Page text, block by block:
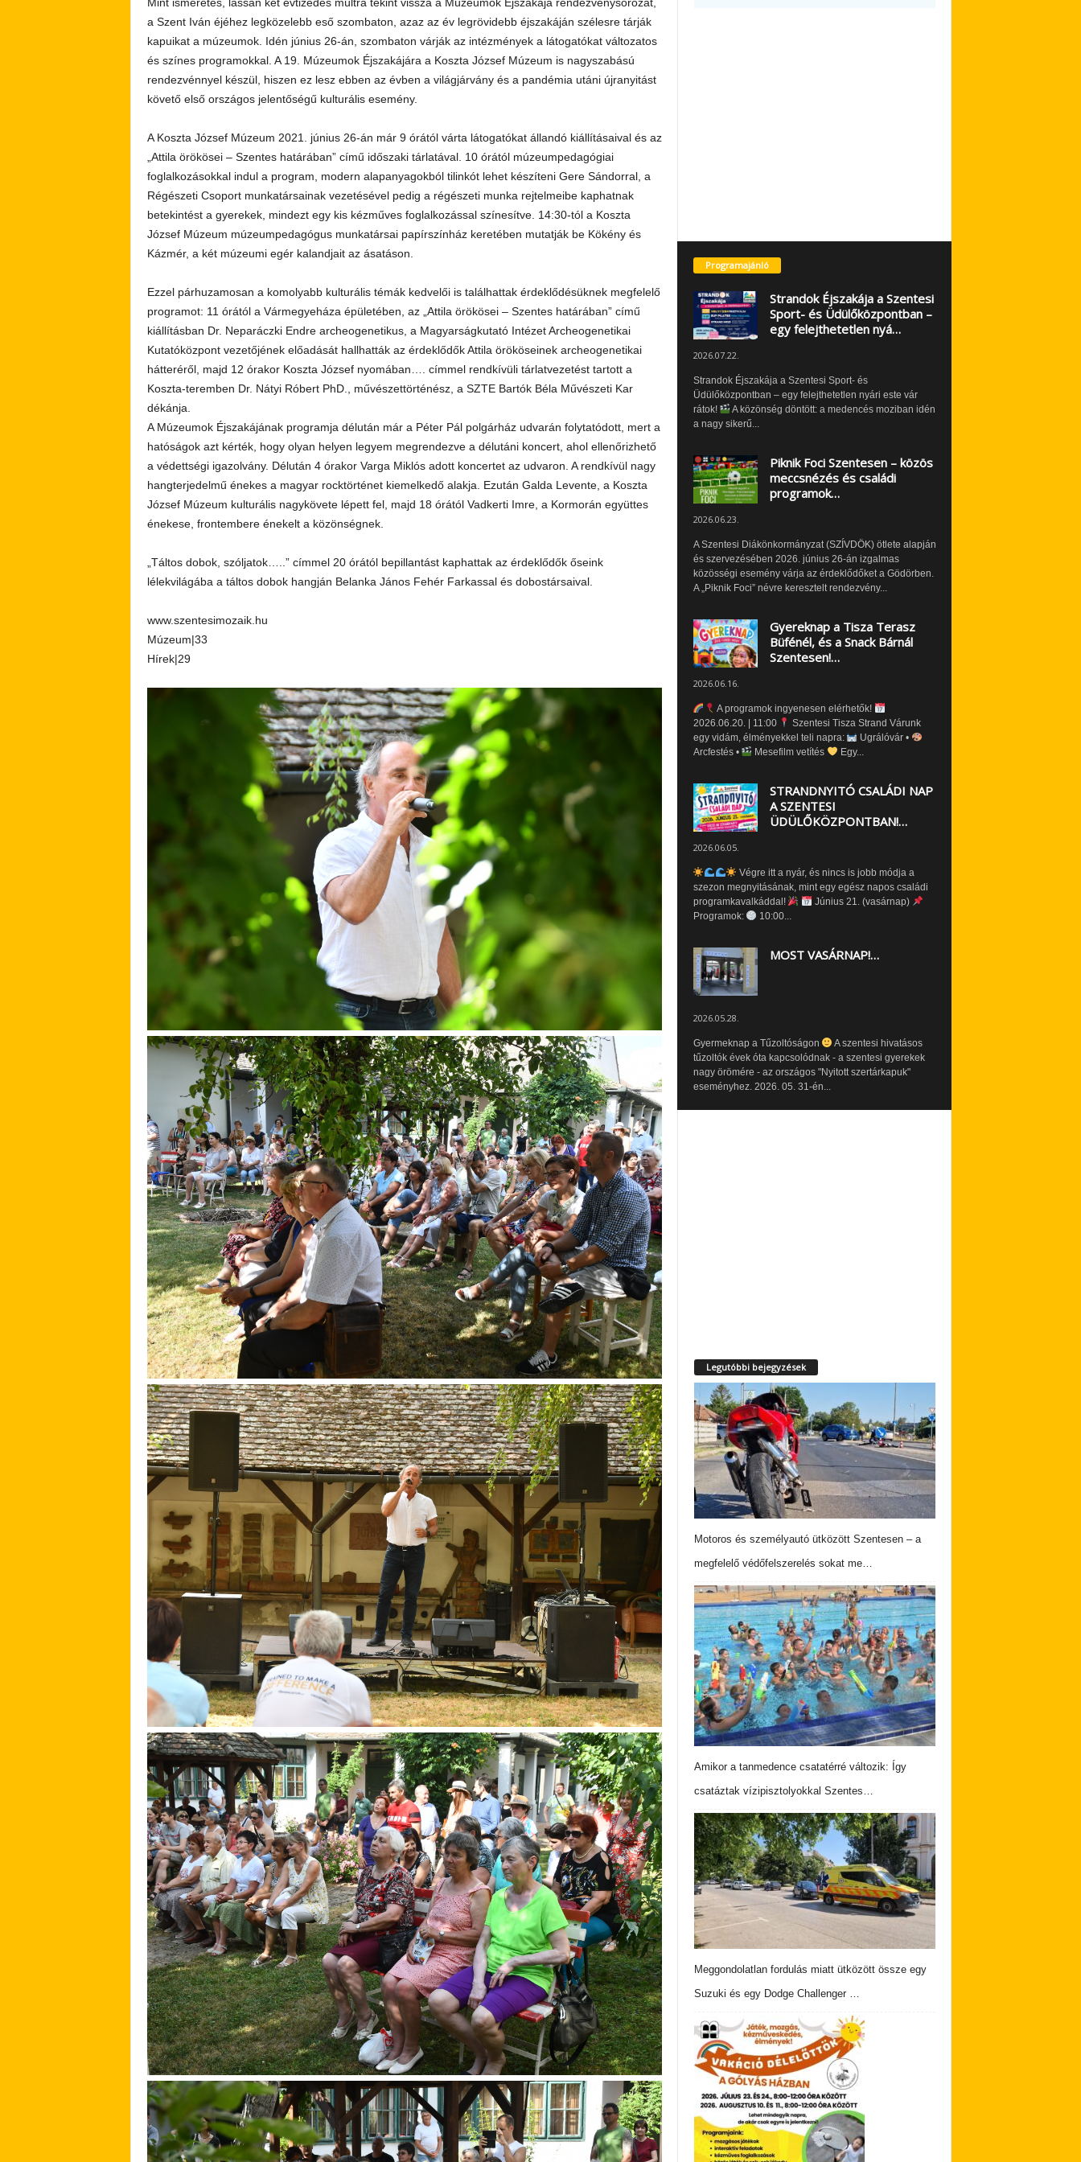
a Szent Iván éjéhez legközelebb eső szombaton, azaz az év legrövidebb éjszakáján szélesre tárják
kapuikat a múzeumok. Idén június 26-án, szombaton várják az intézmények a látogatókat változatos
és színes programokkal. A 19. Múzeumok Éjszakájára a Koszta József Múzeum is nagyszabású
rendezvénnyel készül, hiszen ez lesz ebben az évben a világjárvány és a pandémia utáni újranyitást
követő első országos jelentőségű kulturális esemény.
A Koszta József Múzeum 2021. június 26-án már 9 órától várta látogatókat állandó kiállításaival és az
„Attila örökösei – Szentes határában” című időszaki tárlatával. 10 órától múzeumpedagógiai
foglalkozásokkal indul a program, modern alapanyagokból tilinkót lehet készíteni Gere Sándorral, a
Régészeti Csoport munkatársainak vezetésével pedig a régészeti munka rejtelmeibe kaphatnak
betekintést a gyerekek, mindezt egy kis kézműves foglalkozással színesítve. 14:30-tól a Koszta
József Múzeum múzeumpedagógus munkatársai papírszínház keretében mutatják be Kökény és
Kázmér, a két múzeumi egér kalandjait az ásatáson.
Ezzel párhuzamosan a komolyabb kulturális témák kedvelői is találhattak érdeklődésüknek megfelelő
programot: 11 órától a Vármegyeháza épületében, az „Attila örökösei – Szentes határában” című
kiállításban Dr. Neparáczki Endre archeogenetikus, a Magyarságkutató Intézet Archeogenetikai
Kutatóközpont vezetőjének előadását hallhatták az érdeklődők Attila örököseinek archeogenetikai
hátteréről, majd 12 órakor Koszta József nyomában…. címmel rendkívüli tárlatvezetést tartott a
Koszta-teremben Dr. Nátyi Róbert PhD., művészettörténész, a SZTE Bartók Béla Művészeti Kar
dékánja.
A Múzeumok Éjszakájának programja délután már a Péter Pál polgárház udvarán folytatódott, mert a
hatóságok azt kérték, hogy olyan helyen legyem megrendezve a délutáni koncert, ahol ellenőrizhető
a védettségi igazolvány. Délután 4 órakor Varga Miklós adott koncertet az udvaron. A rendkívül nagy
hangterjedelmű énekes a magyar rocktörténet kiemelkedő alakja. Ezután Galda Levente, a Koszta
József Múzeum kulturális nagykövete lépett fel, majd 18 órától Vadkerti Imre, a Kormorán együttes
énekese, frontembere énekelt a közönségnek.
„Táltos dobok, szóljatok…..” címmel 20 órától bepillantást kaphattak az érdeklődők őseink
lélekvilágába a táltos dobok hangján Belanka János Fehér Farkassal és dobostársaival.
www.szentesimozaik.hu
Múzeum|33
Hírek|29
Programajánló
Strandok Éjszakája a Szentesi
Sport- és Üdülőközpontban –
egy felejthetetlen nyá…
2026.07.22.
Strandok Éjszakája a Szentesi Sport- és
Üdülőközpontban – egy felejthetetlen nyári este vár
rátok!
A közönség döntött: a medencés moziban idén
a nagy sikerű...
Piknik Foci Szentesen – közös
meccsnézés és családi
programok…
2026.06.23.
A Szentesi Diákönkormányzat (SZÍVDÖK) ötlete alapján
és szervezésében 2026. június 26-án izgalmas
közösségi esemény várja az érdeklődőket a Gödörben.
A „Piknik Foci” névre keresztelt rendezvény...
Gyereknap a Tisza Terasz
Büfénél, és a Snack Bárnál
Szentesen!…
2026.06.16.
A programok ingyenesen elérhetők!
2026.06.20. | 11:00
Szentesi Tisza Strand Várunk
egy vidám, élményekkel teli napra:
Ugrálóvár •
Arcfestés •
Mesefilm vetítés Egy...
STRANDNYITÓ CSALÁDI NAP
A SZENTESI
ÜDÜLŐKÖZPONTBAN!…
2026.06.05.
Végre itt a nyár, és nincs is jobb módja a
szezon megnyitásának, mint egy egész napos családi
programkavalkáddal!
Június 21. (vasárnap)
Programok:
10:00...
MOST VASÁRNAP!…
2026.05.28.
Gyermeknap a Tűzoltóságon
A szentesi hivatásos
tűzoltók évek óta kapcsolódnak - a szentesi gyerekek
nagy örömére - az országos "Nyitott szertárkapuk"
eseményhez. 2026. 05. 31-én...
Legutóbbi bejegyzések
Motoros és személyautó ütközött Szentesen – a
megfelelő védőfelszerelés sokat me…
Amikor a tanmedence csatatérré változik: Így
csatáztak vízipisztolyokkal Szentes…
Meggondolatlan fordulás miatt ütközött össze egy
Suzuki és egy Dodge Challenger …